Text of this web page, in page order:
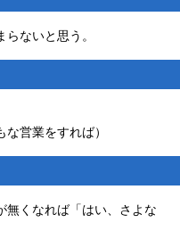
ないと思う。
営業をすれば）
無くなれば「はい、さよな